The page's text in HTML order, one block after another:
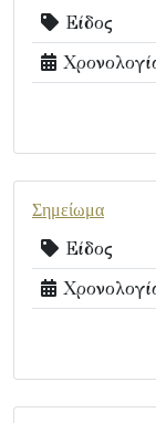
Είδος
Σημείωμα
Είδος